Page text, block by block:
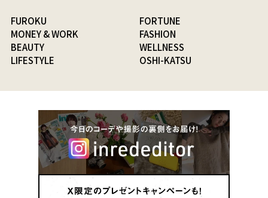
FUROKU
FORTUNE
MONEY & WORK
FASHION
BEAUTY
WELLNESS
LIFESTYLE
OSHI-KATSU